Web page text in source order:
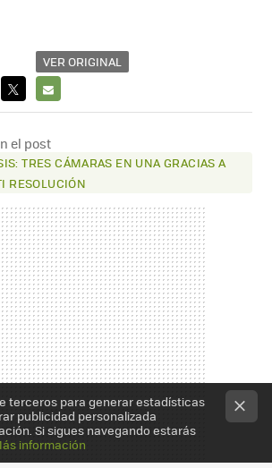
VER ORIGINAL
X
E-
MAIL
el post
TRES CÁMARAS EN UNA GRACIAS A
RESOLUCIÓN
terceros para generar estadísticas
publicidad personalizada
Si sigues navegando estarás
información